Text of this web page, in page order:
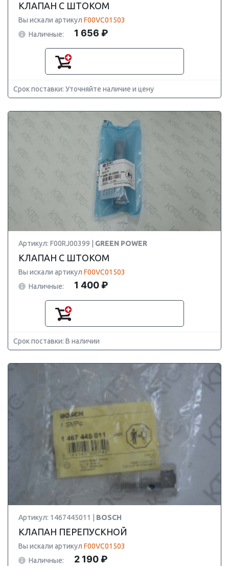
КЛАПАН С ШТОКОМ
Вы искали артикул F00VC01503
Наличные:
1 656 ₽
Срок поставки: Уточняйте наличие и цену
Артикул: F00RJ00399 | GREEN POWER
КЛАПАН С ШТОКОМ
Вы искали артикул F00VC01503
Наличные:
1 400 ₽
Срок поставки: В наличии
Артикул: 1467445011 | BOSCH
КЛАПАН ПЕРЕПУСКНОЙ
Вы искали артикул F00VC01503
Наличные:
2 190 ₽